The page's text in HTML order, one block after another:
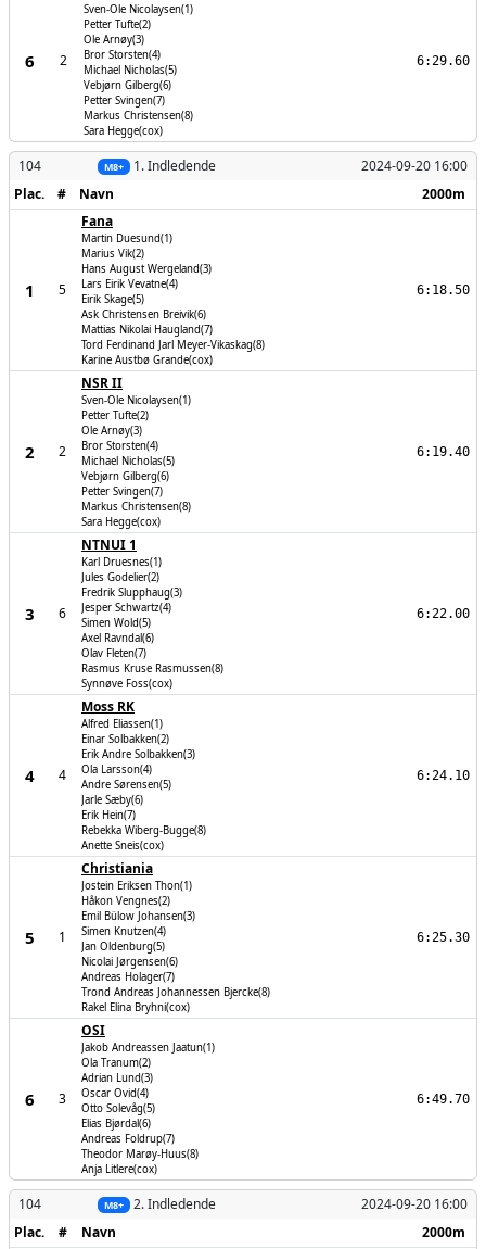
6 2
Sven-Ole Nicolaysen(1)
Petter Tufte(2)
Ole Arnøy(3)
Bror Storsten(4)
Michael Nicholas(5)
Vebjørn Gilberg(6)
Petter Svingen(7)
Markus Christensen(8)
Sara Hegge(cox)
6:29.60
104 M8+ 1. Indledende
2024-09-20 16:00
Plac.
# Navn 2000m
1 5
Fana
Martin Duesund(1)
Marius Vik(2)
Hans August Wergeland(3)
Lars Eirik Vevatne(4)
Eirik Skage(5)
Ask Christensen Breivik(6)
Mattias Nikolai Haugland(7)
Tord Ferdinand Jarl Meyer-Vikaskag(8)
Karine Austbø Grande(cox)
6:18.50
2 2
NSR II
Sven-Ole Nicolaysen(1)
Petter Tufte(2)
Ole Arnøy(3)
Bror Storsten(4)
Michael Nicholas(5)
Vebjørn Gilberg(6)
Petter Svingen(7)
Markus Christensen(8)
Sara Hegge(cox)
6:19.40
3 6
NTNUI 1
Karl Druesnes(1)
Jules Godelier(2)
Fredrik Slupphaug(3)
Jesper Schwartz(4)
Simen Wold(5)
Axel Ravndal(6)
Olav Fleten(7)
Rasmus Kruse Rasmussen(8)
Synnøve Foss(cox)
6:22.00
4 4
Moss RK
Alfred Eliassen(1)
Einar Solbakken(2)
Erik Andre Solbakken(3)
Ola Larsson(4)
Andre Sørensen(5)
Jarle Sæby(6)
Erik Hein(7)
Rebekka Wiberg-Bugge(8)
Anette Sneis(cox)
6:24.10
5 1
Christiania
Jostein Eriksen Thon(1)
Håkon Vengnes(2)
Emil Bülow Johansen(3)
Simen Knutzen(4)
Jan Oldenburg(5)
Nicolai Jørgensen(6)
Andreas Holager(7)
Trond Andreas Johannessen Bjercke(8)
Rakel Elina Bryhni(cox)
6:25.30
6 3
OSI
Jakob Andreassen Jaatun(1)
Ola Tranum(2)
Adrian Lund(3)
Oscar Ovid(4)
Otto Solevåg(5)
Elias Bjørdal(6)
Andreas Foldrup(7)
Theodor Marøy-Huus(8)
Anja Litlere(cox)
6:49.70
104 M8+ 2. Indledende
2024-09-20 16:00
Plac.
# Navn 2000m